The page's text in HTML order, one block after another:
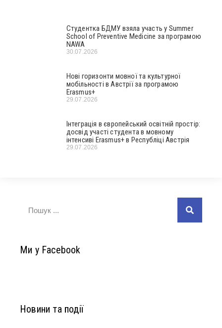
Студентка БДМУ взяла участь у Summer
School of Preventive Medicine за програмою
NAWA
30.07.2026
Нові горизонти мовної та культурної
мобільності в Австрії за програмою
Erasmus+
29.07.2026
Інтеграція в європейський освітній простір:
досвід участі студента в мовному
інтенсиві Erasmus+ в Республіці Австрія
29.07.2026
Ми у Facebook
Новини та події